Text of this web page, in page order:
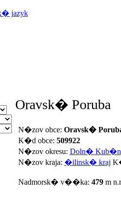
Oravsk� Poruba
N�zov obce: Oravsk�
K�d obce: 509922
N�zov okresu: Doln� Kub�n
N�zov kraja: �ilinsk� kraj
Nadmorsk� v��ka: 479m